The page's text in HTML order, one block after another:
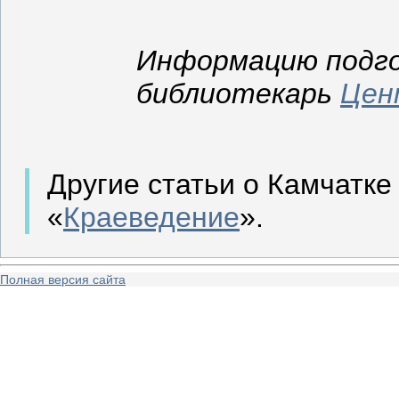
Информацию
библиотекарь
Другие статьи о
«Краеведение».
Полная версия сайта